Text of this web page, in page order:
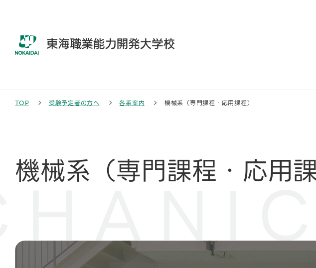
TOP 受験予定者の方へ 各系案内 機械系（専門課程・応用課程）
機械系（専門課程・応用課